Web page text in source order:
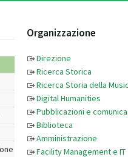
Organizzazione
Direzione
Ricerca Storica
Ricerca Storia della
Digital Humanities
Pubblicazioni e
Biblioteca
Amministrazione
Facility Management e IT